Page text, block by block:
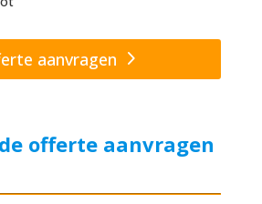
aanvragen
offerte aanvragen